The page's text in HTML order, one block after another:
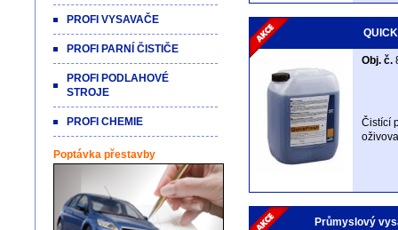
Obj. č.
Čistící
Průmyslový
PROFI VYSAVAČE
PROFI PARNÍ ČISTIČE
PROFI PODLAHOVÉ
STROJE
PROFI CHEMIE
Poptávka přestavby